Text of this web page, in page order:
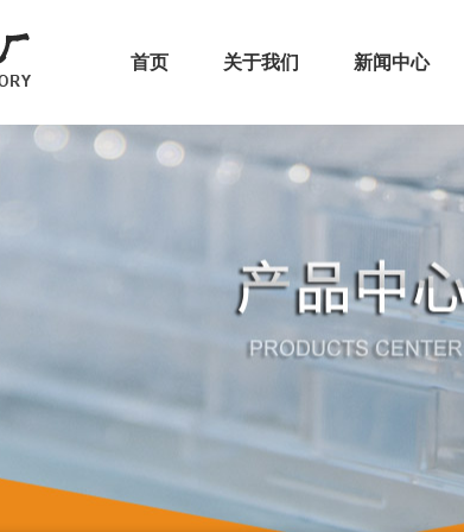
首页 关于我们 新闻中心